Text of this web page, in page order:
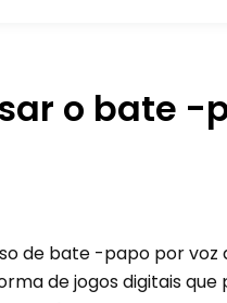
FlashGet Finder
o bate -
de bate -papo por voz
de jogos digitais